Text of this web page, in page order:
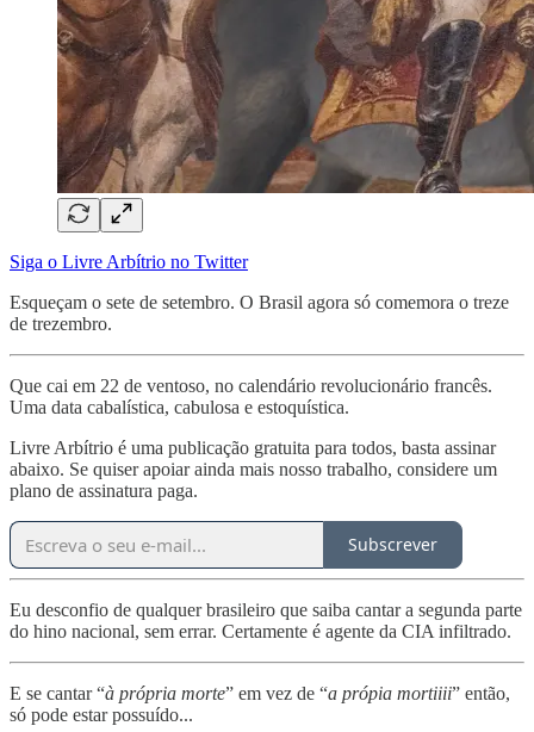
Siga o Livre Arbítrio no Twitter
Esqueçam o sete de setembro. O Brasil agora só comemora o treze
de trezembro.
Que cai em 22 de ventoso, no calendário revolucionário francês.
Uma data cabalística, cabulosa e estoquística.
Livre Arbítrio é uma publicação gratuita para todos, basta assinar
abaixo. Se quiser apoiar ainda mais nosso trabalho, considere um
plano de assinatura paga.
Subscrever
Eu desconfio de qualquer brasileiro que saiba cantar a segunda parte
do hino nacional, sem errar. Certamente é agente da CIA infiltrado.
E se cantar “à própria morte” em vez de “a própia mortiiii” então,
só pode estar possuído...